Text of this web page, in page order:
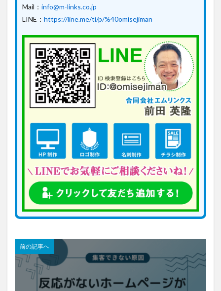
Mail： info@m-links.co.jp
LINE： https://line.me/ti/p/%40omisejiman
前の記事へ